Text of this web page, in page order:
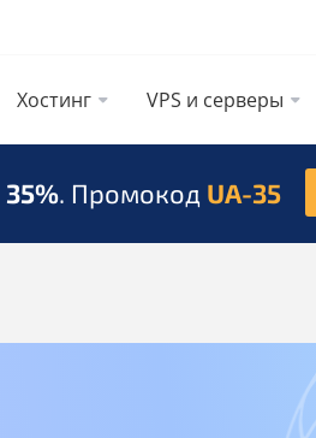
Хостинг VPS и серверы
35%. Промокод UA-35